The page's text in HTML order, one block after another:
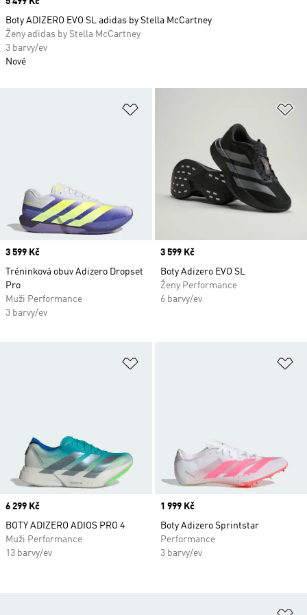
Price
3 599 Kč
Tréninková obuv Adizero Dropset
Pro
Muži Performance
3 barvy/ev
Price
3 599 Kč
Boty Adizero EVO SL
Ženy Performance
6 barvy/ev
Price
6 299 Kč
BOTY ADIZERO ADIOS PRO 4
Muži Performance
13 barvy/ev
Price
1 999 Kč
Boty Adizero Sprintstar
Performance
3 barvy/ev
Boty ADIZERO EVO SL adidas by Stella McCartney
Ženy adidas by Stella McCartney
3 barvy/ev
Nové